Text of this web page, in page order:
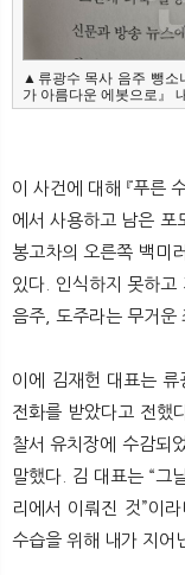
▲류광수 목사 음주 뺑소
가 아름다운 에봇으로』
이 사건에 대해 『푸른
에서 사용하고 남은 포
봉고차의 오른쪽 백미
있다. 인식하지 못하고
음주, 도주라는 무거운
이에 김재헌 대표는
전화를 받았다고 전했
찰서 유치장에 수감되
말했다. 김 대표는 “그
리에서 이뤄진 것”이
수습을 위해 내가 지어